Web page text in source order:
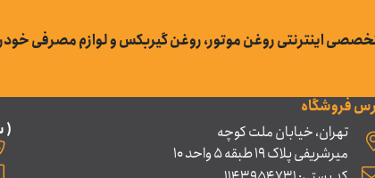
اینترنتی روغن موتور، روغن گیربکس و لوازم مصرفی
فروشگاه
تهران، خیابان ملت کوچه
میرشریفی پلاک 19 طبقه 5 واحد 10
(